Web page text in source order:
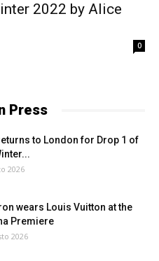
2022 by Alice
0
Press
to London for Drop 1 of
2026
wears Louis Vuitton at the
Premiere
2026